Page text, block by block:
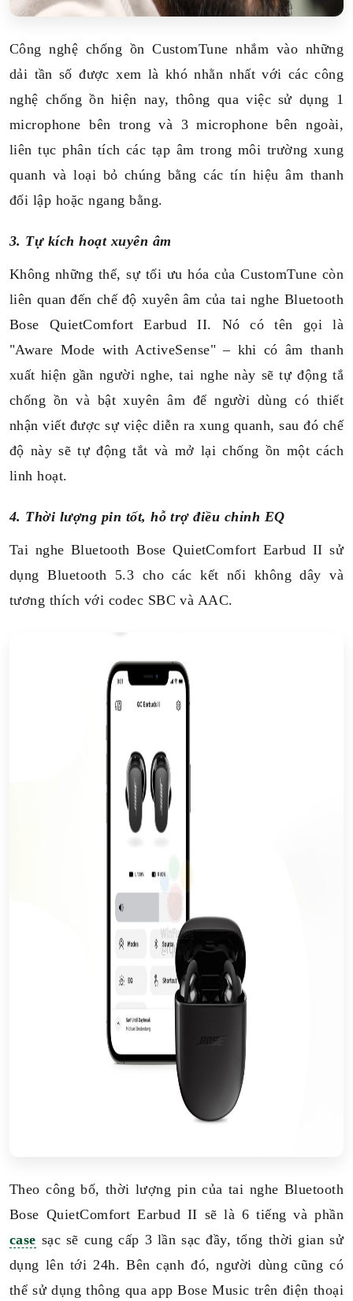
Công nghệ chống ồn CustomTune nhắm vào những
dải tần số được xem là khó nhằn nhất với các công
nghệ chống ồn hiện nay, thông qua việc sử dụng 1
microphone bên trong và 3 microphone bên ngoài,
liên tục phân tích các tạp âm trong môi trường xung
quanh và loại bỏ chúng bằng các tín hiệu âm thanh
đối lập hoặc ngang bằng.
3. Tự kích hoạt xuyên âm
Không những thế, sự tối ưu hóa của CustomTune còn
liên quan đến chế độ xuyên âm của tai nghe Bluetooth
Bose QuietComfort Earbud II. Nó có tên gọi là
"Aware Mode with ActiveSense" – khi có âm thanh
xuất hiện gần người nghe, tai nghe này sẽ tự động tắ
chống ồn và bật xuyên âm để người dùng có thiết
nhận viết được sự việc diễn ra xung quanh, sau đó chế
độ này sẽ tự động tắt và mở lại chống ồn một cách
linh hoạt.
4. Thời lượng pin tốt, hỗ trợ điều chỉnh EQ
Tai nghe Bluetooth Bose QuietComfort Earbud II sử
dụng Bluetooth 5.3 cho các kết nối không dây và
tương thích với codec SBC và AAC.
Theo công bố, thời lượng pin của tai nghe Bluetooth
Bose QuietComfort Earbud II sẽ là 6 tiếng và phần
case sạc sẽ cung cấp 3 lần sạc đầy, tổng thời gian sử
dụng lên tới 24h. Bên cạnh đó, người dùng cũng có
thể sử dụng thông qua app Bose Music trên điện thoại